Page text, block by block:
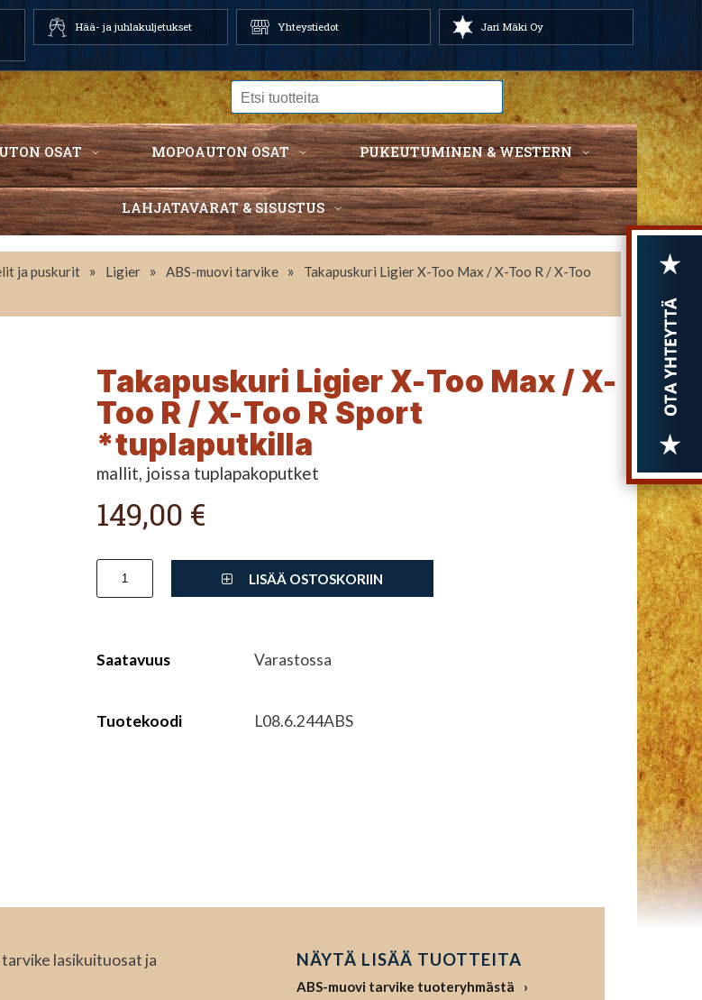
Hää- ja juhlakuljetukset Yhteystiedot Jari Mäki Oy
OSAT MOPOAUTON OSAT PUKEUTUMINEN & WESTERN
LAHJATAVARAT & SISUSTUS
ja puskurit » Ligier » ABS-muovi tarvike »
Takapuskuri Ligier X-Too Max / X-Too R / X-Too
Takapuskuri Ligier X-Too Max / X-
Too R / X-Too R Sport
*tuplaputkilla
mallit, joissa tuplapakoputket
149,00 €
LISÄÄ OSTOSKORIIN
Saatavuus Varastossa
Tuotekoodi L08.6.244ABS
lasikuituosat ja
NÄYTÄ LISÄÄ TUOTTEITA
ABS-muovi tarvike tuoteryhmästä